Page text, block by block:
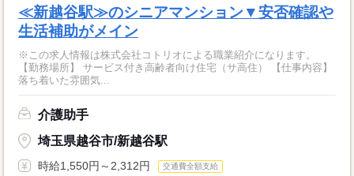
≪新越谷駅≫のシニアマンション▼安否確認や
生活補助がメイン
※この求人情報は株式会社コトリオによる職業紹介になります。
【勤務場所】 サービス付き高齢者向け住宅（サ高住） 【仕事内容】
落ち着いた雰囲気...
介護助手
埼玉県越谷市/新越谷駅
時給1,550円～2,312円 交通費全額支給